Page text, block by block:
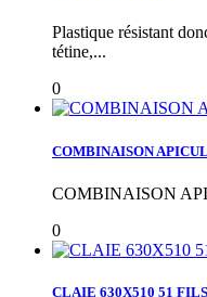
Plastique résistant
tétine,...
0
COMBINAISON
COMBINAISON
0
CLAIE 630X510 51